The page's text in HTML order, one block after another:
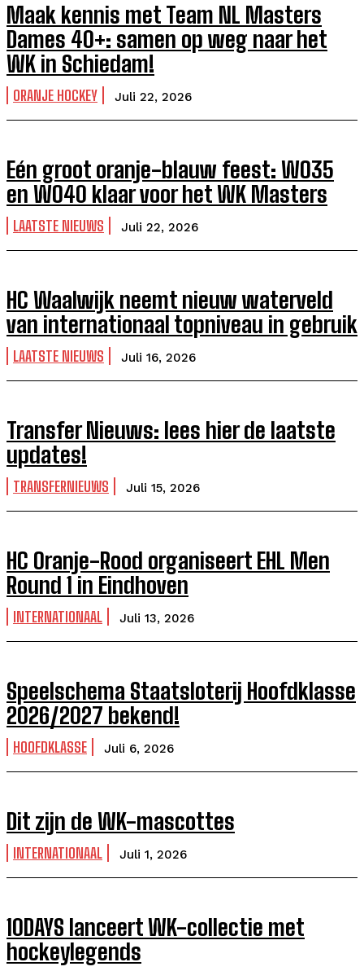
Maak kennis met Team NL Masters
Dames 40+: samen op weg naar het
WK in Schiedam!
ORANJE HOCKEY Juli 22, 2026
Eén groot oranje-blauw feest: WO35
en WO40 klaar voor het WK Masters
LAATSTE NIEUWS Juli 22, 2026
HC Waalwijk neemt nieuw waterveld
van internationaal topniveau in gebruik
LAATSTE NIEUWS Juli 16, 2026
Transfer Nieuws: lees hier de laatste
updates!
TRANSFERNIEUWS Juli 15, 2026
HC Oranje-Rood organiseert EHL Men
Round 1 in Eindhoven
INTERNATIONAAL Juli 13, 2026
Speelschema Staatsloterij Hoofdklasse
2026/2027 bekend!
HOOFDKLASSE Juli 6, 2026
Dit zijn de WK-mascottes
INTERNATIONAAL Juli 1, 2026
10DAYS lanceert WK-collectie met
hockeylegends